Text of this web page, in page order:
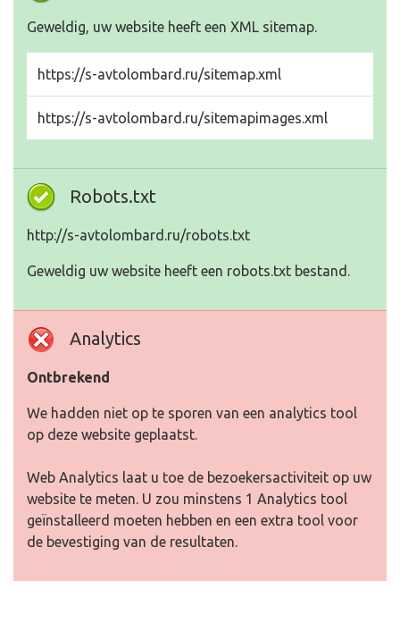
Geweldig, uw website heeft een XML sitemap.
https://s-avtolombard.ru/sitemap.xml
https://s-avtolombard.ru/sitemapimages.xml
Robots.txt
http://s-avtolombard.ru/robots.txt
Geweldig uw website heeft een robots.txt bestand.
Analytics
Ontbrekend
We hadden niet op te sporen van een analytics tool
op deze website geplaatst.
Web Analytics laat u toe de bezoekersactiviteit op uw
website te meten. U zou minstens 1 Analytics tool
geïnstalleerd moeten hebben en een extra tool voor
de bevestiging van de resultaten.